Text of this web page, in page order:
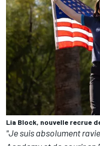
Lia Block, nouvelle recrue
"Je suis absolument